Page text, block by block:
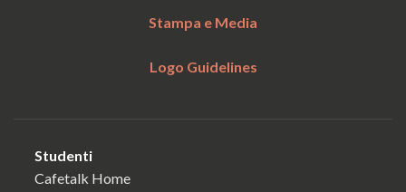
Stampa e Media
Logo Guidelines
Studenti
Cafetalk Home